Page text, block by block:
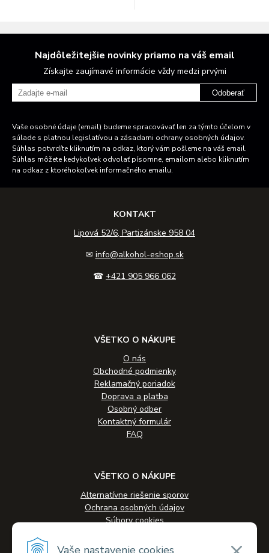
Vaše nastavenie cookies
Najdôležitejšie novinky priamo na váš email
Získajte zaujímavé informácie vždy medzi prvými
Odoberať
Vaše osobné údaje (email) budeme spracovávať len za týmto účelom v
súlade s platnou legislatívou a zásadami ochrany osobných údajov.
Súhlas potvrdíte kliknutím na odkaz, ktorý vám pošleme na váš email.
Súhlas môžete kedykoľvek odvolať písomne, emailom alebo kliknutím
na odkaz z ktoréhokoľvek informačného emailu.
KONTAKT
Lipová 52/6, Partizánske 958 04
✉ info@alkohol-eshop.sk
☎ +421 905 966 062
VŠETKO O NÁKUPE
O nás
Obchodné podmienky
Reklamačný poriadok
Doprava a platba
Osobný odber
Kontaktný formulár
FAQ
VŠETKO O NÁKUPE
Alternatívne riešenie sporov
Ochrana osobných údajov
Súbory cookies
Veľkoobchodná spolupráca